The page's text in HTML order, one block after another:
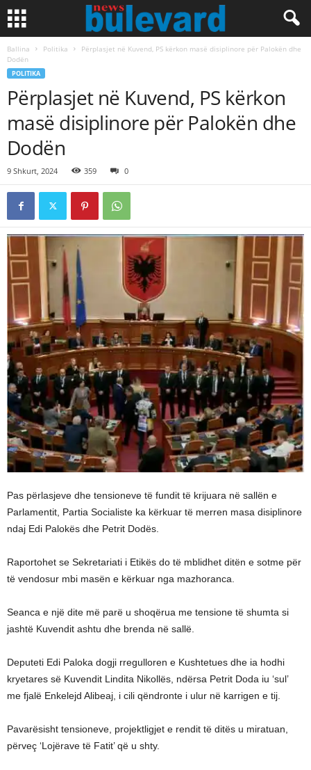
Ballina Politika
Përplasjet në Kuvend, PS kërkon masë disiplinore për Palokën dhe
Dodën
POLITIKA
Përplasjet në Kuvend, PS kërkon
masë disiplinore për Palokën dhe
Dodën
9 Shkurt, 2024 359 0
Pas përlasjeve dhe tensioneve të fundit të krijuara në sallën e
Parlamentit, Partia Socialiste ka kërkuar të merren masa disiplinore
ndaj Edi Palokës dhe Petrit Dodës.
Raportohet se Sekretariati i Etikës do të mblidhet ditën e sotme për
të vendosur mbi masën e kërkuar nga mazhoranca.
Seanca e një dite më parë u shoqërua me tensione të shumta si
jashtë Kuvendit ashtu dhe brenda në sallë.
Deputeti Edi Paloka dogji rregulloren e Kushtetues dhe ia hodhi
kryetares së Kuvendit Lindita Nikollës, ndërsa Petrit Doda iu ‘sul’
me fjalë Enkelejd Alibeaj, i cili qëndronte i ulur në karrigen e tij.
Pavarësisht tensioneve, projektligjet e rendit të ditës u miratuan,
përveç ‘Lojërave të Fatit’ që u shty.